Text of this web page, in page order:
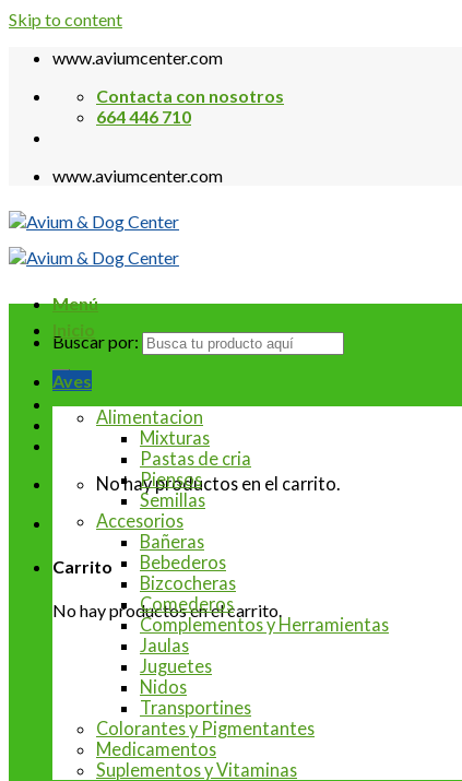
Skip to content
www.aviumcenter.com
Contacta con nosotros
664 446 710
www.aviumcenter.com
Menú
Buscar por:
No hay productos en el carrito.
Carrito
No hay productos en el carrito.
Inicio
Aves
Alimentacion
Mixturas
Pastas de cria
Piensos
Semillas
Accesorios
Bañeras
Bebederos
Bizcocheras
Comederos
Complementos y Herramientas
Jaulas
Juguetes
Nidos
Transportines
Colorantes y Pigmentantes
Medicamentos
Suplementos y Vitaminas